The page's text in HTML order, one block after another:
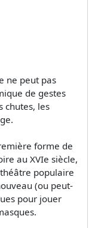
ne peut pas
de gestes
chutes, les
forme de
au XVIe siècle,
populaire
(ou peut-
pour jouer